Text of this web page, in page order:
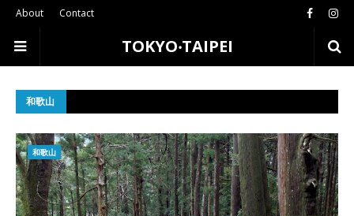
About Contact
TOKYO‧TAIPEI
和歌山
和歌山